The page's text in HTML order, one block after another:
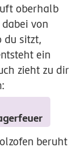
oberhalb
von
du sitzt,
ein
zieht zu dir
beruht